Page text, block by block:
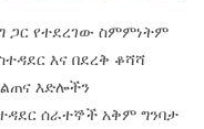
ጋር የተደረገው ስምምነትም
እና በደረቅ ቆሻሻ
እድሎችን
ሰራተኞች አቅም ግንባታ